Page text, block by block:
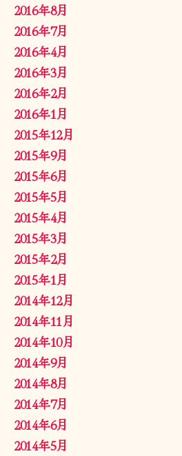
2016年8月
2016年7月
2016年4月
2016年3月
2016年2月
2016年1月
2015年12月
2015年9月
2015年6月
2015年5月
2015年4月
2015年3月
2015年2月
2015年1月
2014年12月
2014年11月
2014年10月
2014年9月
2014年8月
2014年7月
2014年6月
2014年5月